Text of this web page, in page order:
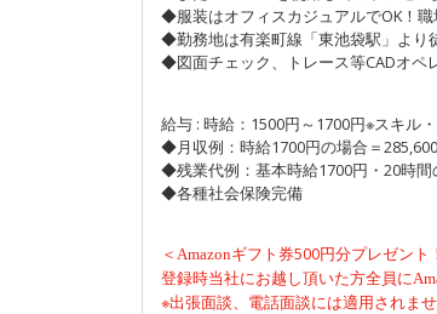
◆服装はオフィスカジュアルでOK！職
◆勤務地は有楽町線「東池袋駅」より
◆図面チェック、トレース等CADオペ
給与 : 時給：1500円～1700円※スキル
◆月収例：時給1700円の場合＝285,600
◆残業代例：基本時給1700円・20時間
◆各種社会保険完備
＜ Amazonギフト券500円分プレゼント
登録時当社にお越し頂いた方全員に
※出張面談、電話面談には適用されませ